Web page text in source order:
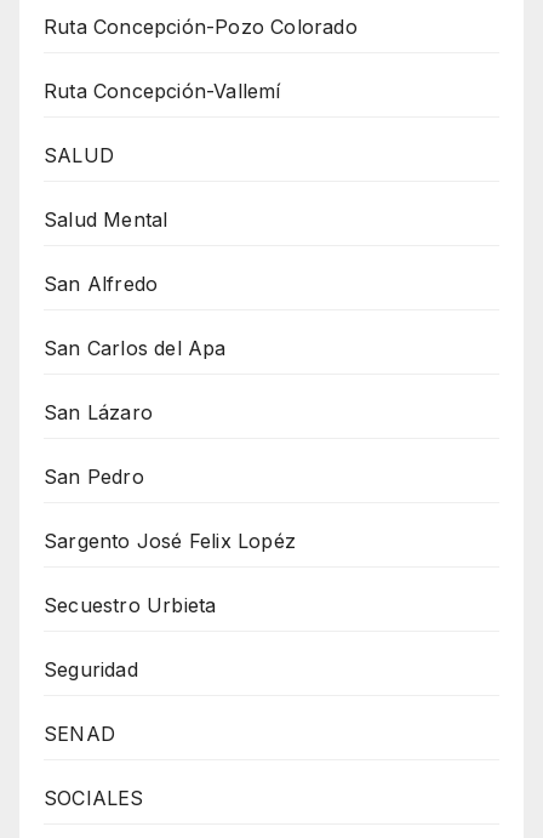
Ruta Concepción-Pozo Colorado
Ruta Concepción-Vallemí
SALUD
Salud Mental
San Alfredo
San Carlos del Apa
San Lázaro
San Pedro
Sargento José Felix Lopéz
Secuestro Urbieta
Seguridad
SENAD
SOCIALES